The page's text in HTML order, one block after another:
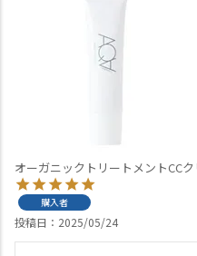
オーガニックトリートメントCC
購入者
投稿日 2025/05/24